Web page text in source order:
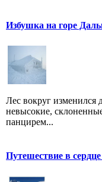
Избушка на горе
Лес вокруг изменился
невысокие,
панцирем...
Путешествие в